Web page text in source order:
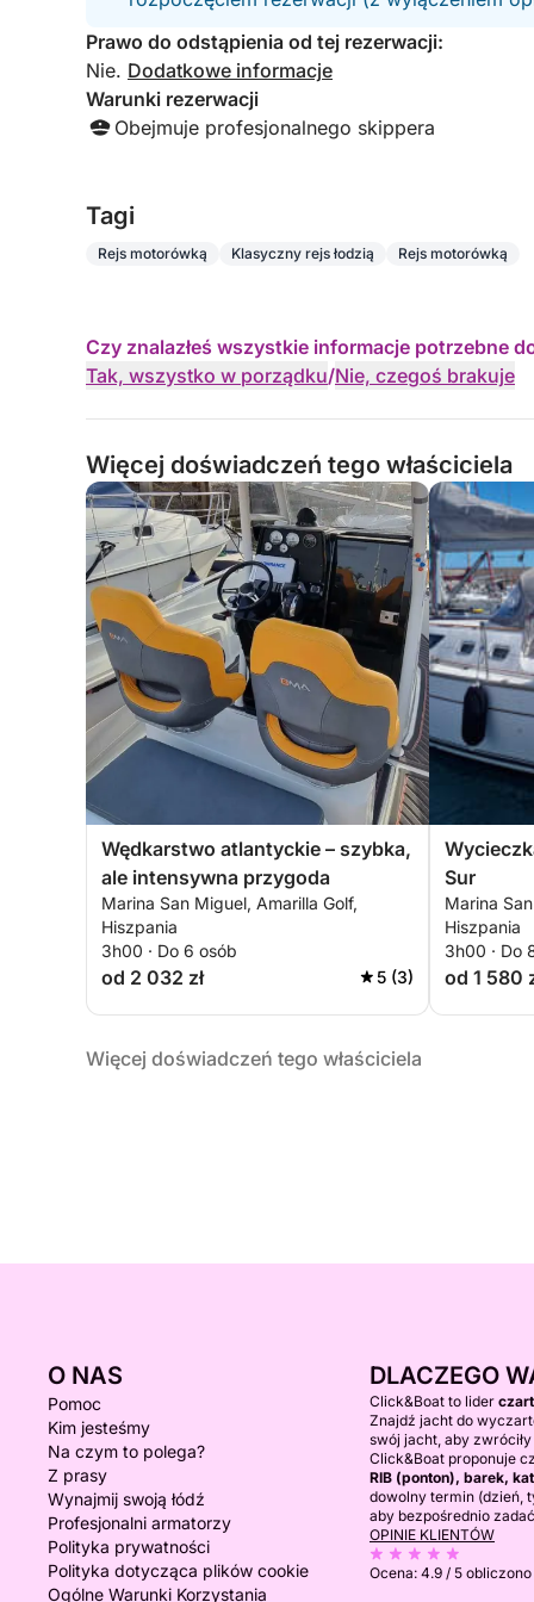
Prawo do odstąpienia od tej rezerwacji:
Nie. Dodatkowe informacje
Warunki rezerwacji
Obejmuje profesjonalnego skippera
Tagi
Rejs motorówką Klasyczny rejs łodzią Rejs motorówką
Czy znalazłeś wszystkie informacje potrzebne
Tak, wszystko w porządku/Nie, czegoś brakuje
Więcej doświadczeń tego właściciela
Wędkarstwo atlantyckie – szybka,
ale intensywna przygoda
Marina San Miguel, Amarilla Golf,
Hiszpania
3h00 · Do 6 osób
od 2 032 zł 5 (3)
Sur
Marina
Hiszpania
3h00 · Do
od 1 580
Więcej doświadczeń tego właściciela
O NAS
Pomoc
Kim jesteśmy
Na czym to polega?
Z prasy
Wynajmij swoją łódź
Profesjonalni armatorzy
Polityka prywatności
Polityka dotycząca plików cookie
Ogólne Warunki Korzystania
DLACZEGO
Click&Boat to lider
Znajdź jacht do
swój jacht, aby
Click&Boat proponuje
RIB (ponton), barek,
dowolny termin (dzień,
aby bezpośrednio
OPINIE KLIENTÓW
Ocena: 4.9 / 5 obliczono